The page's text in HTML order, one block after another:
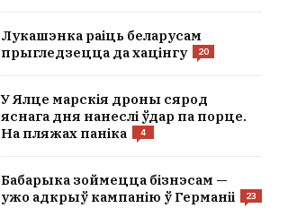
Лукашэнка раіць беларусам
прыгледзецца да хацінгу
20
У Ялце марскія дроны сярод
яснага дня нанеслі ўдар па порце.
На пляжах паніка
4
Бабарыка зоймецца бізнэсам —
ужо адкрыў кампанію ў Германіі
23